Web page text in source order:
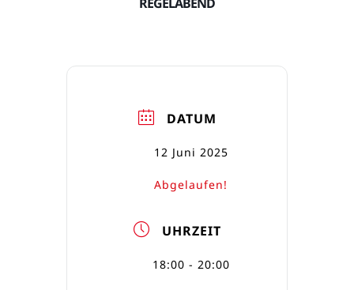
DATUM
12 Juni 2025
Abgelaufen!
UHRZEIT
18:00 - 20:00